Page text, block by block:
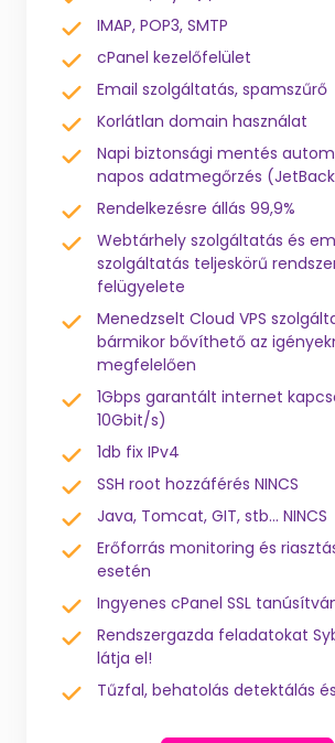
IMAP, POP3, SMTP
cPanel kezelőfelület
Email szolgáltatás, spamszűrő
Korlátlan domain használat
Napi biztonsági mentés
napos adatmegőrzés
Rendelkezésre állás 99,9%
Webtárhely szolgáltatás és
szolgáltatás teljeskörű
felügyelete
Menedzselt Cloud VPS
bármikor bővíthető az
megfelelően
1Gbps garantált internet
10Gbit/s)
1db fix IPv4
SSH root hozzáférés NINCS
Java, Tomcat, GIT, stb... NINCS
Erőforrás monitoring és
esetén
Ingyenes cPanel SSL
Rendszergazda feladatokat
látja el!
Tűzfal, behatolás detektálás